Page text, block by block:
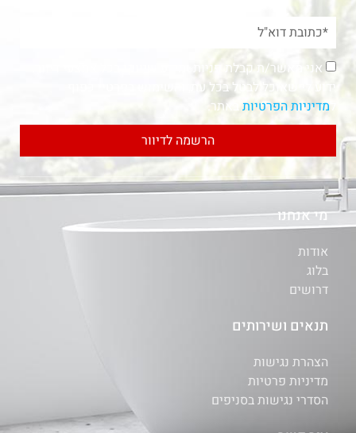
אני מאשר/ת קבלת פניות ומידע שיווקי בכל אמצעי דיוור.
ידוע לי שאוכל לבטל בכל עת, והשימוש בפרטיי כפוף
מדיניות הפרטיותבאתר.
הרשמה לדיוור
מי אנחנו
אודות
בלוג
דרושים
תנאים ושירותים
הצהרת נגישות
מדיניות פרטיות
הסדרי נגישות בסניפים